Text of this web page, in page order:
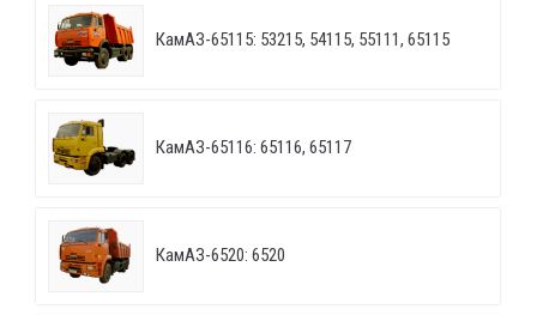
КамАЗ-65115: 53215, 54115, 55111, 65115
КамАЗ-65116: 65116, 65117
КамАЗ-6520: 6520